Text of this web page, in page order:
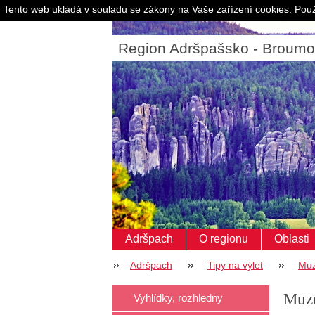
Region Adršpašsko -
Adršpach O regionu Oblasti
Adršpach Tipy na výlet
Vyhlídky, rozhledny
Tento web ukládá v souladu se zákony na Vaše zařízení cookies.